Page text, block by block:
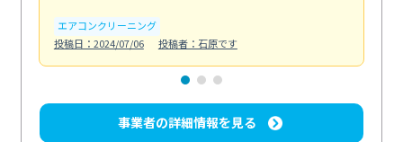
エアコンクリーニング
投稿日：2024/07/06
投稿者：石原です
事業者の詳細情報を見る